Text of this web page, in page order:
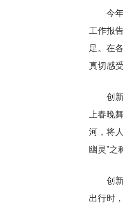
今年
工作报
足。在
真切感
创新
上春晚
河，将
幽灵”
创新
出行时